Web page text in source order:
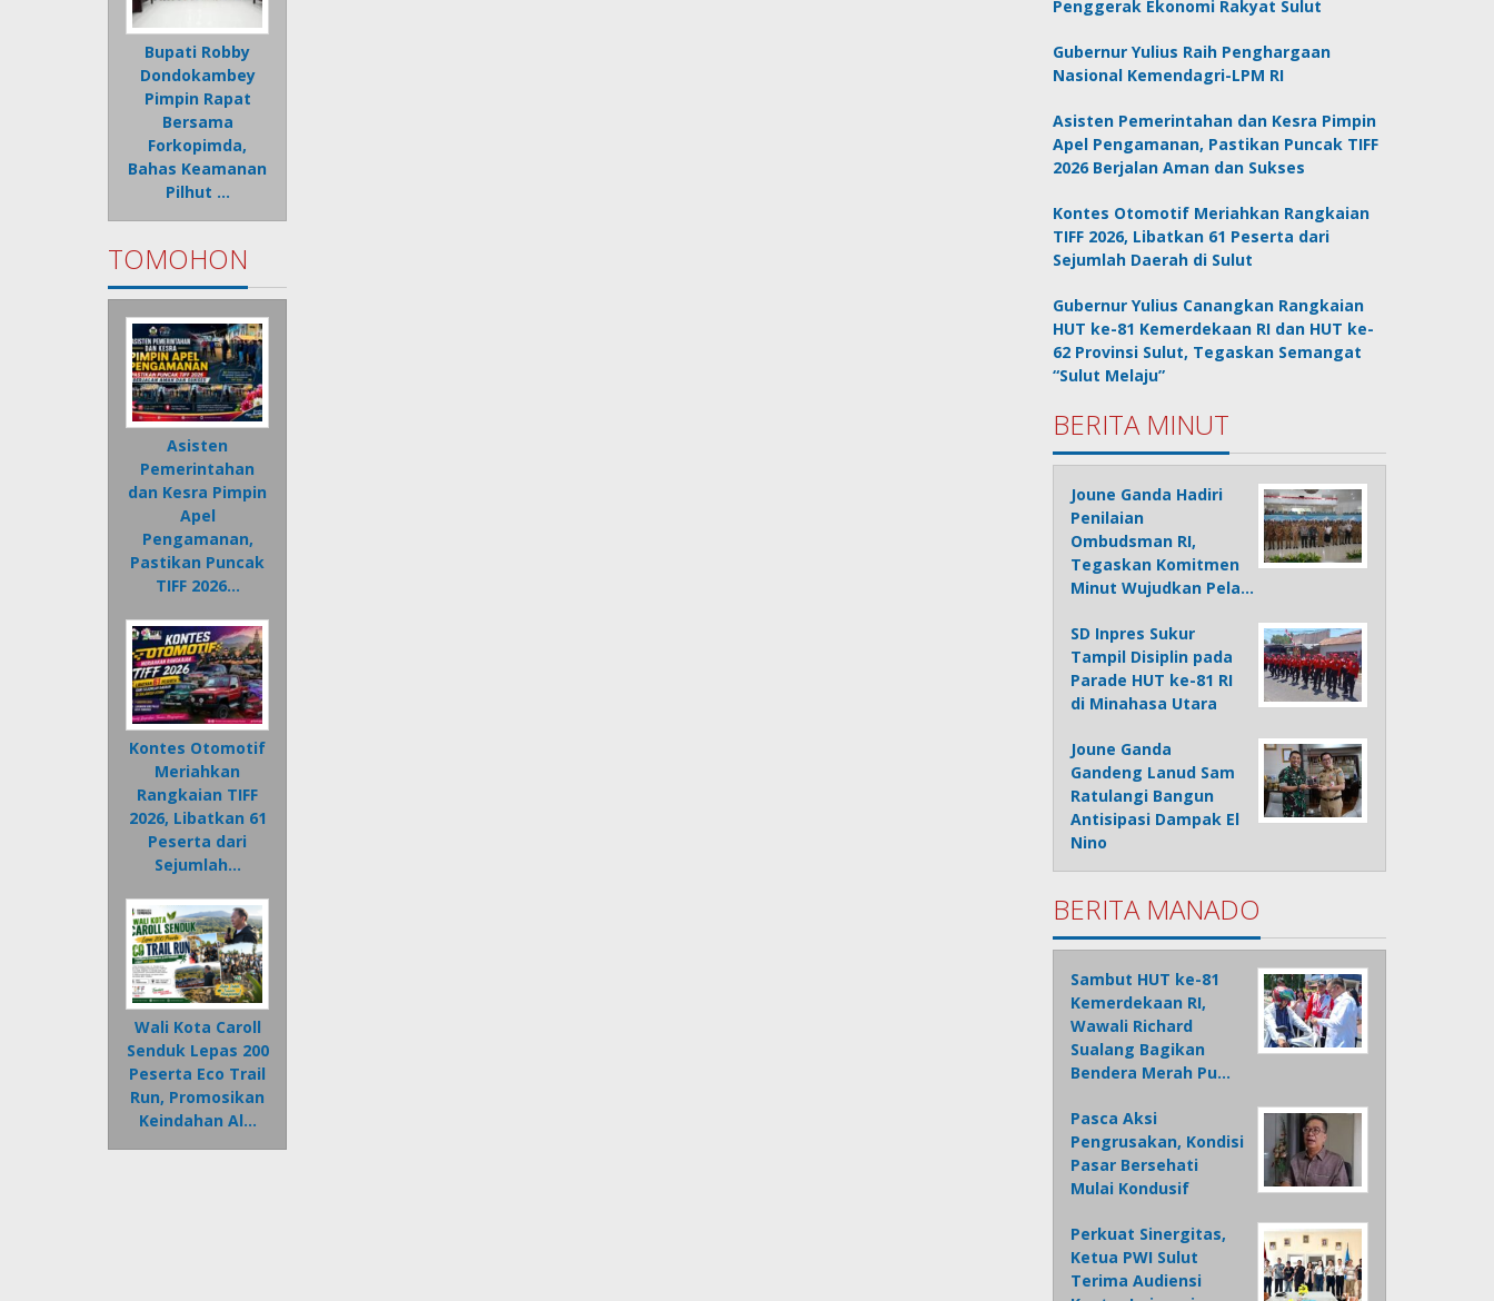
Bupati Robby
Dondokambey
Pimpin Rapat
Bersama
Forkopimda,
Bahas Keamanan
Pilhut …
TOMOHON
Asisten
Pemerintahan
dan Kesra Pimpin
Apel
Pengamanan,
Pastikan Puncak
TIFF 2026…
Kontes Otomotif
Meriahkan
Rangkaian TIFF
2026, Libatkan 61
Peserta dari
Sejumlah…
Wali Kota Caroll
Senduk Lepas 200
Peserta Eco Trail
Run, Promosikan
Keindahan Al…
Penggerak Ekonomi Rakyat Sulut
Gubernur Yulius Raih Penghargaan
Nasional Kemendagri-LPM RI
Asisten Pemerintahan dan Kesra Pimpin
Apel Pengamanan, Pastikan Puncak TIFF
2026 Berjalan Aman dan Sukses
Kontes Otomotif Meriahkan Rangkaian
TIFF 2026, Libatkan 61 Peserta dari
Sejumlah Daerah di Sulut
Gubernur Yulius Canangkan Rangkaian
HUT ke-81 Kemerdekaan RI dan HUT ke-
62 Provinsi Sulut, Tegaskan Semangat
“Sulut Melaju”
BERITA MINUT
Joune Ganda Hadiri
Penilaian
Ombudsman RI,
Tegaskan Komitmen
Minut Wujudkan Pela…
SD Inpres Sukur
Tampil Disiplin pada
Parade HUT ke-81 RI
di Minahasa Utara
Joune Ganda
Gandeng Lanud Sam
Ratulangi Bangun
Antisipasi Dampak El
Nino
BERITA MANADO
Sambut HUT ke-81
Kemerdekaan RI,
Wawali Richard
Sualang Bagikan
Bendera Merah Pu…
Pasca Aksi
Pengrusakan, Kondisi
Pasar Bersehati
Mulai Kondusif
Perkuat Sinergitas,
Ketua PWI Sulut
Terima Audiensi